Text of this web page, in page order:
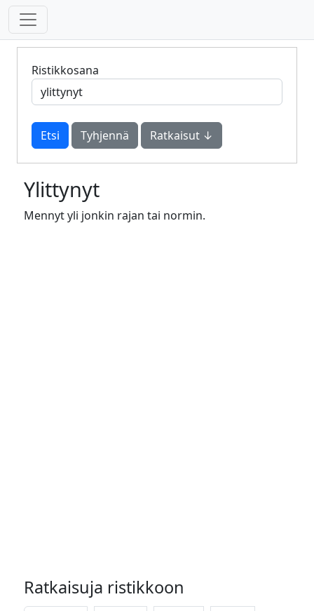
Ristikkosana
Tyhjennä Ratkaisut ↓
Ylittynyt
Mennyt yli jonkin rajan tai normin.
Ratkaisuja ristikkoon